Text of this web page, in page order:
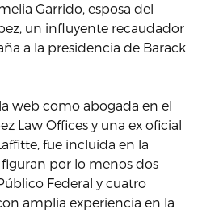
Garrido, esposa del
un influyente recaudador
a la presidencia de Barack
web como abogada en el
Law Offices y una ex oficial
fue incluída en la
por lo menos dos
Federal y cuatro
amplia experiencia en la